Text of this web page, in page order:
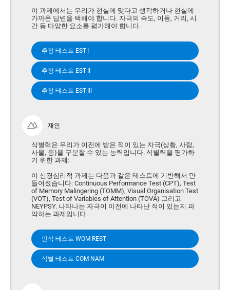
이 과제에서는 우리가 현실에 맞다고 생각하거나 현실에
가까운 답변을 택해야 합니다. 자극의 속도, 이동, 거리, 시
간 등 다양한 요소를 평가해야 합니다.
추정 테스트 EST-I
추정 테스트 EST-II
추정 테스트 EST-III
재인
식별력은 우리가 이전에 받은 적이 있는 자극(상황, 사람,
사물, 등)을 구분할 수 있는 능력입니다. 식별력을 평가하
기 위한 과제:
이 신경심리적 과제는 다음과 같은 테스트에 기반해서 만
들어졌습니다: Continuous Performance Test (CPT), Test
of Memory Malingering (TOMM), Visual Organisation Test
(VOT), Test of Variables of Attention (TOVA) 그리고
NEYPSY. 나타나는 자극이 이전에 나타난 적이 있는지 파
악하는 과제입니다.
인식 테스트 WOM-REST
식별 테스트 COM-NAM